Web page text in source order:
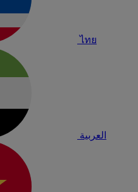
ไทย
العربية